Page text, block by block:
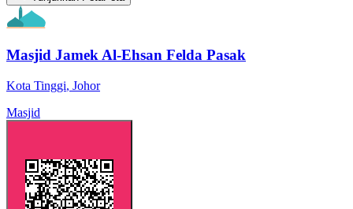
Masjid Jamek Al-Ehsan Felda Pasak
Kota Tinggi, Johor
Masjid